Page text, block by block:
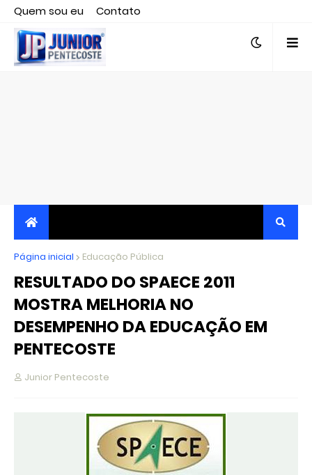
Quem sou eu
Contato
Editor responsável, jornalista Clovis Almeida.
JORNALISMO INDEPENDENTE, TRANSPARENTE E
CRÍTICO
Página inicial Educação Pública
RESULTADO DO SPAECE 2011
MOSTRA MELHORIA NO
DESEMPENHO DA EDUCAÇÃO EM
PENTECOSTE
Junior Pentecoste